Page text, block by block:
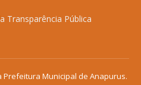
Transparência Pública
Municipal de Anapurus.